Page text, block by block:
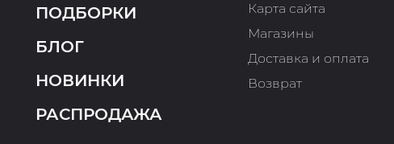
ПОДБОРКИ
БЛОГ
НОВИНКИ
РАСПРОДАЖА
Карта сайта
Магазины
Доставка и оплата
Возврат